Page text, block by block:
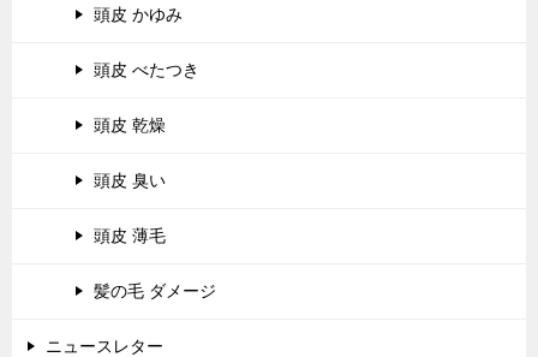
頭皮 かゆみ
頭皮 べたつき
頭皮 乾燥
頭皮 臭い
頭皮 薄毛
髪の毛 ダメージ
ニュースレター